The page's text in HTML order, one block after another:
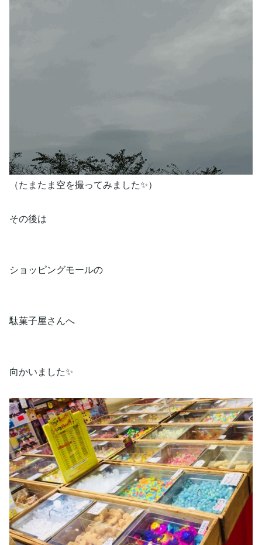
（たまたま空を撮ってみました✨）
その後は
ショッピングモールの
駄菓子屋さんへ
向かいました✨